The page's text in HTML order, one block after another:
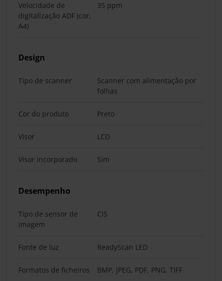
Velocidade de
digitalização ADF (cor,
A4)
35 ppm
Design
Tipo de scanner
Scanner com alimentação por
folhas
Cor do produto Preto
Visor LCD
Visor incorporado Sim
Desempenho
Tipo de sensor de
imagem
CIS
Fonte de luz ReadyScan LED
Formatos de ficheiros BMP, JPEG, PDF, PNG, TIFF